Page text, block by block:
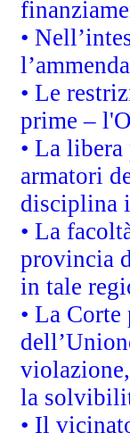
•
• Le
prime –
• La
armatori
disciplina
• La
provincia
in tale
• La
la
• Il